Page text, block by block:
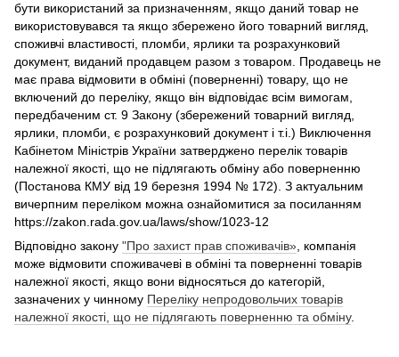
бути використаний за призначенням, якщо даний товар не
використовувався та якщо збережено його товарний вигляд,
споживчі властивості, пломби, ярлики та розрахунковий
документ, виданий продавцем разом з товаром. Продавець не
має права відмовити в обміні (поверненні) товару, що не
включений до переліку, якщо він відповідає всім вимогам,
передбаченим ст. 9 Закону (збережений товарний вигляд,
ярлики, пломби, є розрахунковий документ і т.і.) Виключення
Кабінетом Міністрів України затверджено перелік товарів
належної якості, що не підлягають обміну або поверненню
(Постанова КМУ від 19 березня 1994 № 172). З актуальним
вичерпним переліком можна ознайомитися за посиланням
https://zakon.rada.gov.ua/laws/show/1023-12
Відповідно закону "Про захист прав споживачів» , компанія
може відмовити споживачеві в обміні та поверненні товарів
належної якості, якщо вони відносяться до категорій,
зазначених у чинному Переліку непродовольчих товарів
належної якості, що не підлягають поверненню та обміну.